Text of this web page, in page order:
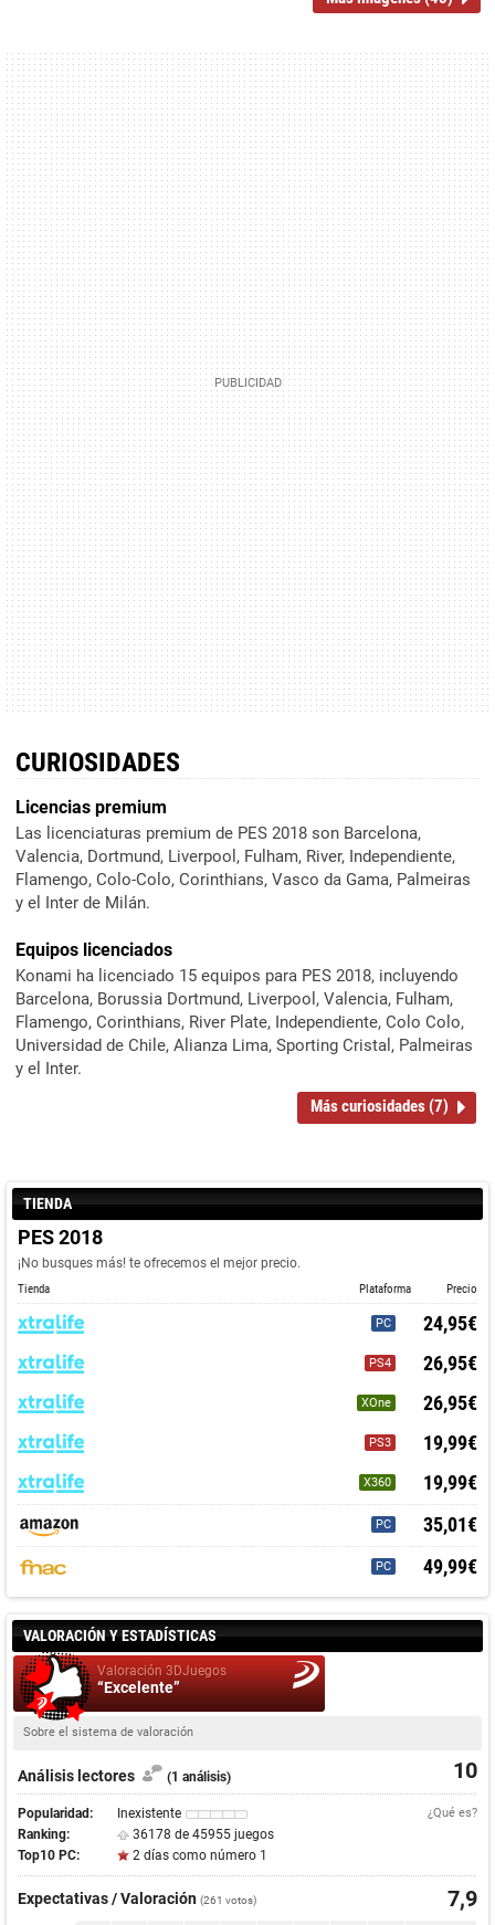
CURIOSIDADES
Licencias premium
Las licenciaturas premium de PES 2018 son Barcelona,
Valencia, Dortmund, Liverpool, Fulham, River, Independiente,
Flamengo, Colo-Colo, Corinthians, Vasco da Gama, Palmeiras
y el Inter de Milán.
Equipos licenciados
Konami ha licenciado 15 equipos para PES 2018, incluyendo
Barcelona, Borussia Dortmund, Liverpool, Valencia, Fulham,
Flamengo, Corinthians, River Plate, Independiente, Colo Colo,
Universidad de Chile, Alianza Lima, Sporting Cristal, Palmeiras
y el Inter.
Más curiosidades (7)
TIENDA
PES 2018
¡No busques más! te ofrecemos el mejor precio.
Tienda Plataforma Precio
PC 24,95€
PS4 26,95€
XOne 26,95€
PS3 19,99€
X360 19,99€
PC 35,01€
PC 49,99€
VALORACIÓN Y ESTADÍSTICAS
Valoración 3DJuegos
“Excelente”
Sobre el sistema de valoración
10
Análisis lectores (1 análisis)
Popularidad: Inexistente ¿Qué es?
Ranking:
36178 de 45955 juegos
Top10 PC:
2 días como número 1
Expectativas / Valoración (261 votos) 7,9